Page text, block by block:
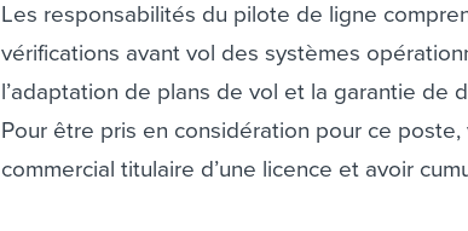
Les responsabilités du pilote de ligne
vérifications avant vol des systèmes
l’adaptation de plans de vol et la garantie de
Pour être pris en considération pour ce
commercial titulaire d’une licence et avoir